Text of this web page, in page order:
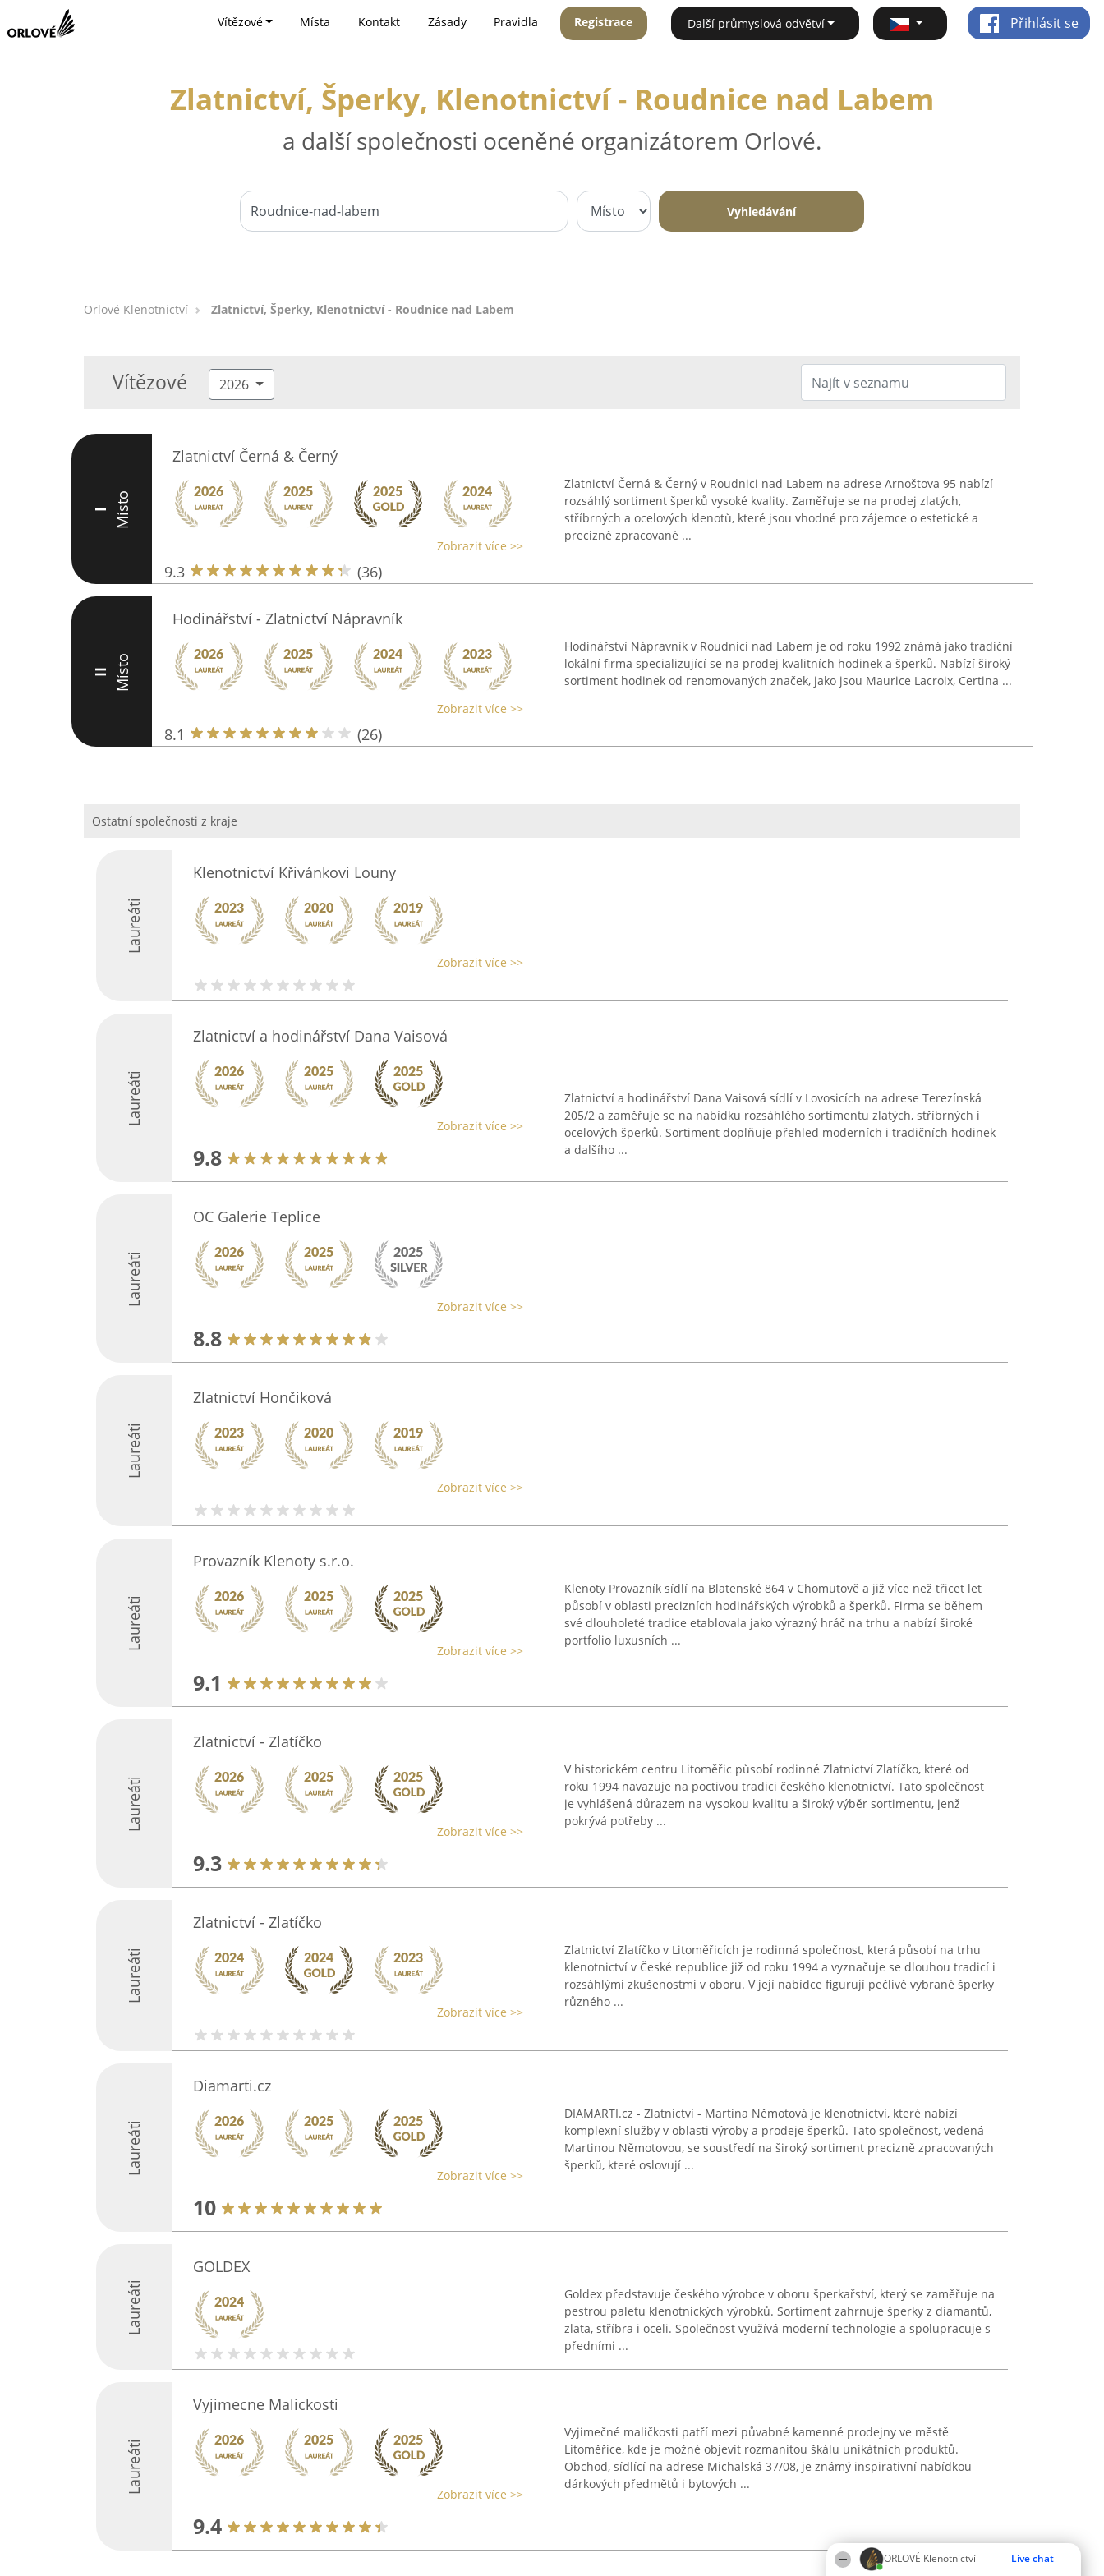
ORLOVÉ Klenotnictví Live chat
Vítězové Místa Kontakt Zásady Pravidla Registrace Další průmyslová odvětví Přihlásit se
Zlatnictví, Šperky, Klenotnictví - Roudnice nad Labem
a další společnosti oceněné organizátorem Orlové.
Vyhledávání
Orlové Klenotnictví Zlatnictví, Šperky, Klenotnictví - Roudnice nad Labem
Vítězové 2026
I Místo
Zlatnictví Černá & Černý
Zobrazit více >>
9.3 (36)
Zlatnictví Černá & Černý v Roudnici nad Labem na adrese Arnoštova 95 nabízí
rozsáhlý sortiment šperků vysoké kvality. Zaměřuje se na prodej zlatých,
stříbrných a ocelových klenotů, které jsou vhodné pro zájemce o estetické a
precizně zpracované ...
II Místo
Hodinářství - Zlatnictví Nápravník
Zobrazit více >>
8.1 (26)
Hodinářství Nápravník v Roudnici nad Labem je od roku 1992 známá jako tradiční
lokální firma specializující se na prodej kvalitních hodinek a šperků. Nabízí široký
sortiment hodinek od renomovaných značek, jako jsou Maurice Lacroix, Certina ...
Ostatní společnosti z kraje
Laureáti
Klenotnictví Křivánkovi Louny
Zobrazit více >>
Laureáti
Zlatnictví a hodinářství Dana Vaisová
Zobrazit více >>
9.8
Zlatnictví a hodinářství Dana Vaisová sídlí v Lovosicích na adrese Terezínská
205/2 a zaměřuje se na nabídku rozsáhlého sortimentu zlatých, stříbrných i
ocelových šperků. Sortiment doplňuje přehled moderních i tradičních hodinek
a dalšího ...
Laureáti
OC Galerie Teplice
Zobrazit více >>
8.8
Laureáti
Zlatnictví Hončiková
Zobrazit více >>
Laureáti
Provazník Klenoty s.r.o.
Zobrazit více >>
9.1
Klenoty Provazník sídlí na Blatenské 864 v Chomutově a již více než třicet let
působí v oblasti precizních hodinářských výrobků a šperků. Firma se během
své dlouholeté tradice etablovala jako výrazný hráč na trhu a nabízí široké
portfolio luxusních ...
Laureáti
Zlatnictví - Zlatíčko
Zobrazit více >>
9.3
V historickém centru Litoměřic působí rodinné Zlatnictví Zlatíčko, které od
roku 1994 navazuje na poctivou tradici českého klenotnictví. Tato společnost
je vyhlášená důrazem na vysokou kvalitu a široký výběr sortimentu, jenž
pokrývá potřeby ...
Laureáti
Zlatnictví - Zlatíčko
Zobrazit více >>
Zlatnictví Zlatíčko v Litoměřicích je rodinná společnost, která působí na trhu
klenotnictví v České republice již od roku 1994 a vyznačuje se dlouhou tradicí i
rozsáhlými zkušenostmi v oboru. V její nabídce figurují pečlivě vybrané šperky
různého ...
Laureáti
Diamarti.cz
Zobrazit více >>
10
DIAMARTI.cz - Zlatnictví - Martina Němotová je klenotnictví, které nabízí
komplexní služby v oblasti výroby a prodeje šperků. Tato společnost, vedená
Martinou Němotovou, se soustředí na široký sortiment precizně zpracovaných
šperků, které oslovují ...
Laureáti
GOLDEX
Goldex představuje českého výrobce v oboru šperkařství, který se zaměřuje na
pestrou paletu klenotnických výrobků. Sortiment zahrnuje šperky z diamantů,
zlata, stříbra i oceli. Společnost využívá moderní technologie a spolupracuje s
předními ...
Laureáti
Vyjimecne Malickosti
Zobrazit více >>
9.4
Vyjimečné maličkosti patří mezi půvabné kamenné prodejny ve městě
Litoměřice, kde je možné objevit rozmanitou škálu unikátních produktů.
Obchod, sídlící na adrese Michalská 37/08, je známý inspirativní nabídkou
dárkových předmětů i bytových ...